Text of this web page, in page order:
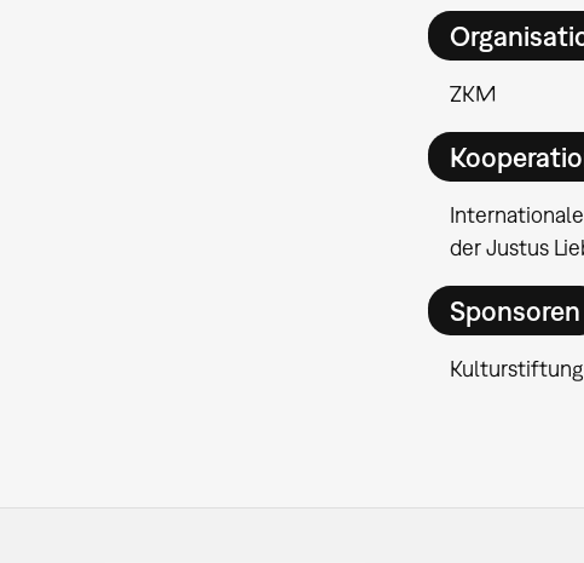
ZKM
der Justus
Sponsoren